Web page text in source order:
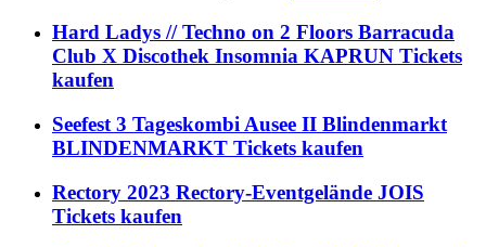
Hard Ladys // Techno on 2 Floors Barracuda
Club X Discothek Insomnia KAPRUN Tickets
kaufen
Seefest 3 Tageskombi Ausee II Blindenmarkt
BLINDENMARKT Tickets kaufen
Rectory 2023 Rectory-Eventgelände JOIS
Tickets kaufen